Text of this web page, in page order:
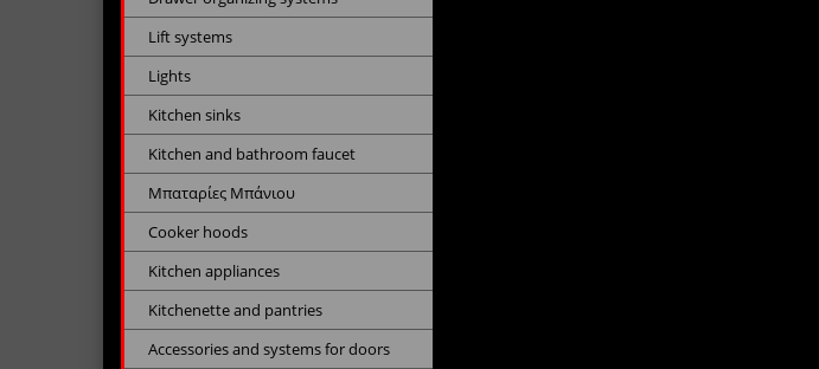
Lift systems
Lights
Kitchen sinks
Kitchen and bathroom faucet
Μπαταρίες Μπάνιου
Cooker hoods
Kitchen appliances
Kitchenette and pantries
Accessories and systems for doors